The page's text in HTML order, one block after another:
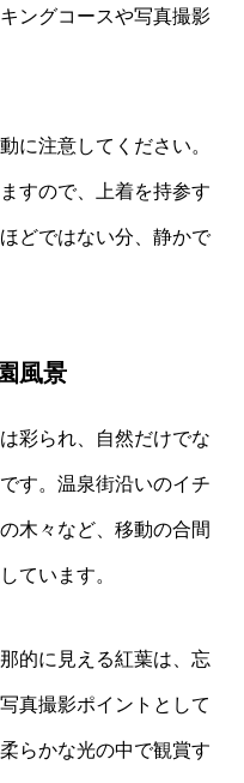
ングコースや写真撮影
に注意してください。
すので、上着を持参す
どではない分、静かで
風景
彩られ、自然だけでな
す。温泉街沿いのイチ
木々など、移動の合間
ています。
的に見える紅葉は、忘
真撮影ポイントとして
らかな光の中で観賞す